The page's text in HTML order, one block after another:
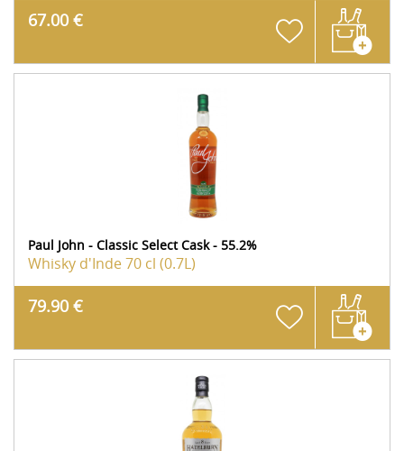
67.00 €
Paul John - Classic Select Cask - 55.2%
Whisky d'Inde70 cl (0.7L)
79.90 €